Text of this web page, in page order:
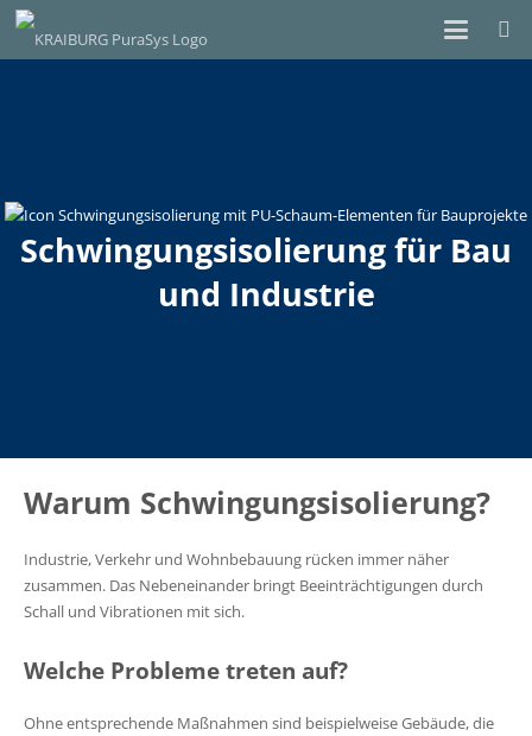
Schwingungsisolierung für Bau
und Industrie
Warum Schwingungsisolierung?
Industrie, Verkehr und Wohnbebauung rücken immer näher
zusammen. Das Nebeneinander bringt Beeinträchtigungen durch
Schall und Vibrationen mit sich.
Welche Probleme treten auf?
Ohne entsprechende Maßnahmen sind beispielweise Gebäude, die